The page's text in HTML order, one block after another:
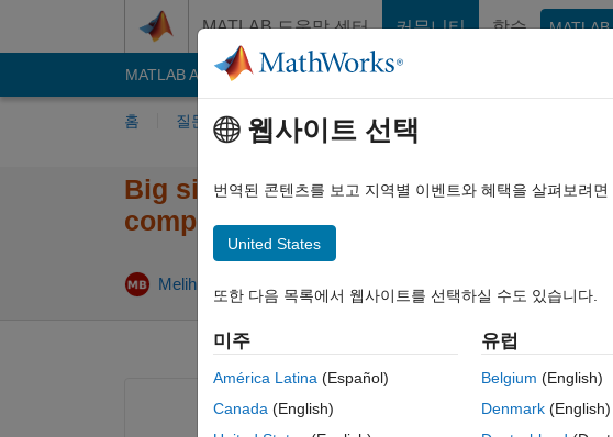
MATLAB 도움말 센터 커뮤니티 학습
MATLAB Answers File Exchange
홈 질문하기 답변하기 찾아보기
Big sized autosar software
composer
Melih
웹사이트 선택
번역된 콘텐츠를 보고 지역별 이벤트와 혜택을 살펴보려
United States
또한 다음 목록에서 웹사이트를 선택하실 수도 있습니다.
미주
América Latina (Español)
Canada (English)
유럽
Belgium (English)
Denmark (English)